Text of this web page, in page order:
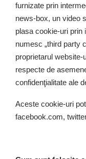
furnizate prin
news-box, un video
plasa cookie-uri prin
numesc „third party
proprietarul
respecte de
confidenţialitate ale
Aceste cookie-uri
facebook.com,